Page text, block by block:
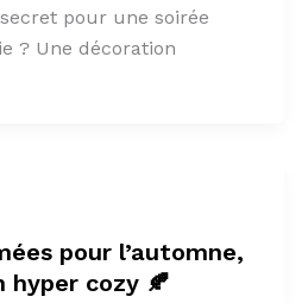
pour une soirée
? Une décoration
pour l’automne,
cozy 🍂